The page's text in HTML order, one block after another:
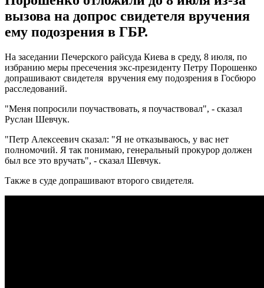
вызова на допрос свидетеля вручения
ему подозрения в ГБР.
На заседании Печерского райсуда Киева в среду, 8 июля, по
избранию меры пресечения экс-президенту Петру Порошенко
допрашивают свидетеля вручения ему подозрения в Госбюро
расследований.
"Меня попросили поучаствовать, я поучаствовал", - сказал
Руслан Шевчук.
"Петр Алексеевич сказал: "Я не отказываюсь, у вас нет
полномочий. Я так понимаю, генеральный прокурор должен
был все это вручать", - сказал Шевчук.
Также в суде допрашивают второго свидетеля.